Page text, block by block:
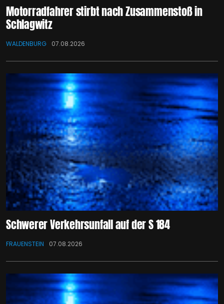
Motorradfahrer stirbt nach Zusammenstoß in
Schlagwitz
WALDENBURG 07.08.2026
Schwerer Verkehrsunfall auf der S 184
FRAUENSTEIN 07.08.2026